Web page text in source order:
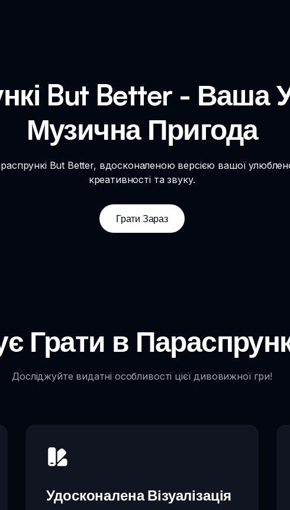
But Better - Ваша
Музична Пригода
But Better, вдосконаленою версією вашої
креативності та звуку.
Грати Зараз
Грати в
Досліджуйте видатні особливості цієї дивовижної гри!
Удосконалена Візуалізація